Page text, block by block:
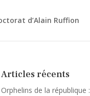
d’Alain Ruffion
Articles récents
Orphelins de la république :